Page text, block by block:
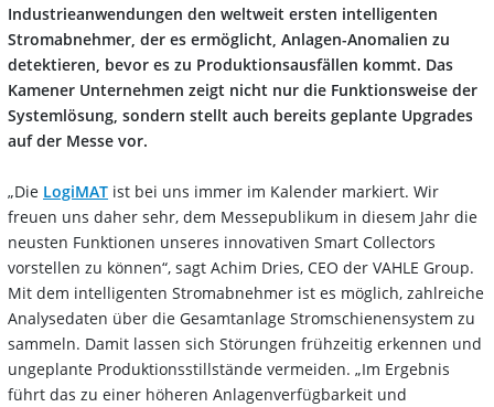
Industrieanwendungen den weltweit ersten intelligenten
Stromabnehmer, der es ermöglicht, Anlagen-Anomalien zu
detektieren, bevor es zu Produktionsausfällen kommt. Das
Kamener Unternehmen zeigt nicht nur die Funktionsweise der
Systemlösung, sondern stellt auch bereits geplante Upgrades
auf der Messe vor.
„Die LogiMAT ist bei uns immer im Kalender markiert. Wir
freuen uns daher sehr, dem Messepublikum in diesem Jahr die
neusten Funktionen unseres innovativen Smart Collectors
vorstellen zu können“, sagt Achim Dries, CEO der VAHLE Group.
Mit dem intelligenten Stromabnehmer ist es möglich, zahlreiche
Analysedaten über die Gesamtanlage Stromschienensystem zu
sammeln. Damit lassen sich Störungen frühzeitig erkennen und
ungeplante Produktionsstillstände vermeiden. „Im Ergebnis
führt das zu einer höheren Anlagenverfügbarkeit und